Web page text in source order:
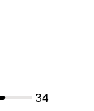
34